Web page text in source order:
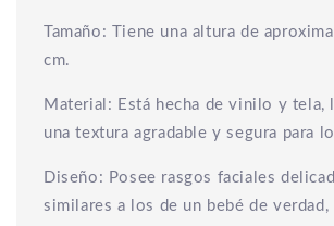
Tamaño: Tiene una altura de
cm.
Material: Está hecha de vinilo y tela,
una textura agradable y segura para
Diseño: Posee rasgos faciales
similares a los de un bebé de